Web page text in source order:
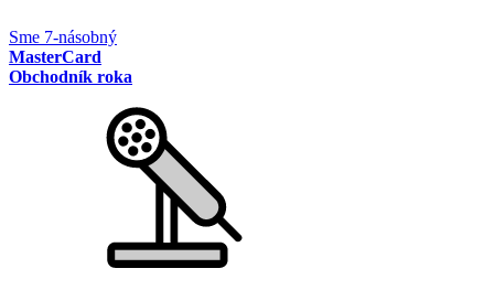
Sme 7-násobný
MasterCard
Obchodník roka